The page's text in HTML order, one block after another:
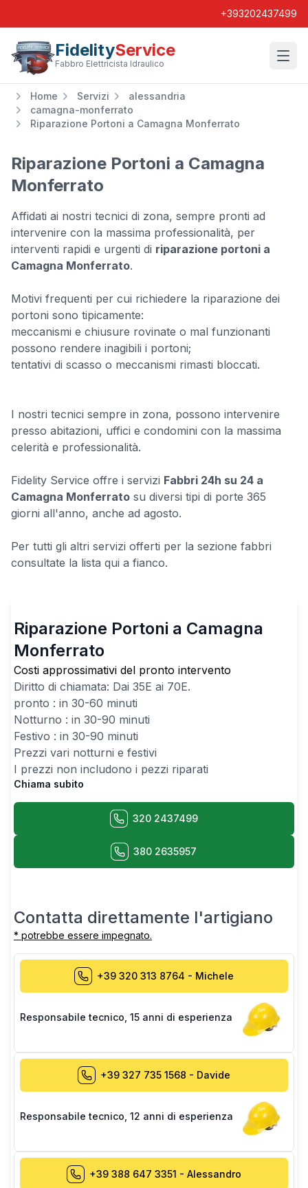
+393202437499
FidelityService
Fabbro Elettricista Idraulico
Home Servizi
alessandria
camagna-monferrato
Riparazione Portoni a Camagna Monferrato
Riparazione Portoni a Camagna
Monferrato
Affidati ai nostri tecnici di zona, sempre pronti ad
intervenire con la massima professionalità, per
interventi rapidi e urgenti di riparazione portoni a
Camagna Monferrato.
Motivi frequenti per cui richiedere la riparazione dei
portoni sono tipicamente:
meccanismi e chiusure rovinate o mal funzionanti
possono rendere inagibili i portoni;
tentativi di scasso o meccanismi rimasti bloccati.
I nostri tecnici sempre in zona, possono intervenire
presso abitazioni, uffici e condomini con la massima
celerità e professionalità.
Fidelity Service offre i servizi Fabbri 24h su 24 a
Camagna Monferrato su diversi tipi di porte 365
giorni all'anno, anche ad agosto.
Per tutti gli altri servizi offerti per la sezione fabbri
consultate la lista qui a fianco.
Riparazione Portoni a Camagna
Monferrato
Costi approssimativi del pronto intervento
Diritto di chiamata: Dai 35E ai 70E.
pronto : in 30-60 minuti
Notturno : in 30-90 minuti
Festivo : in 30-90 minuti
Prezzi vari notturni e festivi
I prezzi non includono i pezzi riparati
Chiama subito
320 2437499
380 2635957
Contatta direttamente l'artigiano
* potrebbe essere impegnato.
+39 320 313 8764 - Michele
Responsabile tecnico 15 anni di esperienza
+39 327 735 1568 - Davide
Responsabile tecnico 12 anni di esperienza
+39 388 647 3351 - Alessandro